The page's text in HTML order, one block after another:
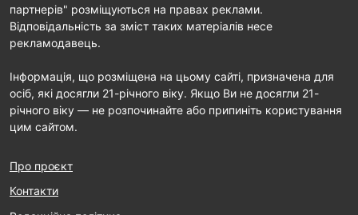
партнерів" розміщуються на правах реклами.
Відповідальність за зміст таких матеріалів несе
рекламодавець.
Інформація, що розміщена на цьому сайті, призначена для
осіб, які досягли 21-річного віку. Якщо Ви не досягли 21-
річного віку — не розпочинайте або припиніть користування
цим сайтом.
Про проєкт
Контакти